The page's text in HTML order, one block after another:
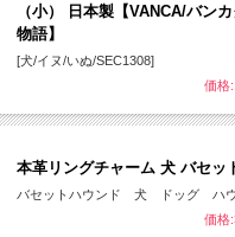
れいたします。
文字まで
変更、また返品は不可
入れをするため文字は均一なものに
（小） 日本製【VANCA/バン
物語】
[犬/イヌ/いぬ/SEC1308]
価格
本革リングチャーム 犬 バセッ
バセットハウンド 犬 ドッグ ハ
価格